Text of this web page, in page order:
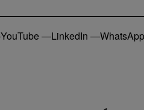
YouTube —LinkedIn —WhatsApp